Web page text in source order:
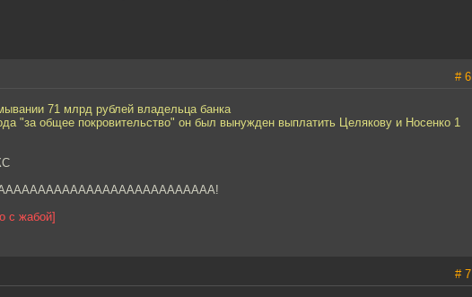
# 6
71 млрд рублей владельца банка
"за общее покровительство" он был вынужден выплатить Целякову и Носенко 1
с жабой]
# 7